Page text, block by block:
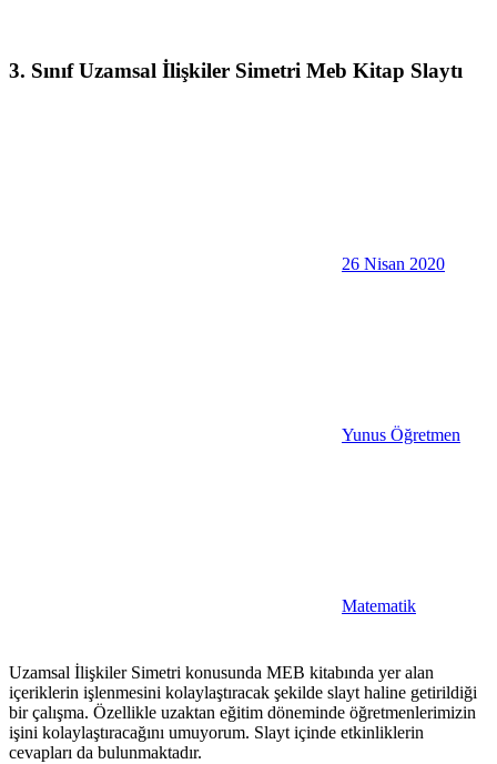
3. Sınıf Uzamsal İlişkiler Simetri Meb Kitap Slaytı
26 Nisan 2020
Yunus Öğretmen
Matematik
Uzamsal İlişkiler Simetri konusunda MEB kitabında yer alan
içeriklerin işlenmesini kolaylaştıracak şekilde slayt haline getirildiği
bir çalışma. Özellikle uzaktan eğitim döneminde öğretmenlerimizin
işini kolaylaştıracağını umuyorum. Slayt içinde etkinliklerin
cevapları da bulunmaktadır.